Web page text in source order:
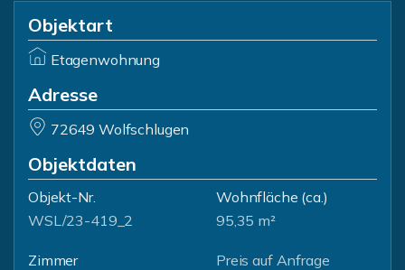
Objektart
Etagenwohnung
Adresse
72649 Wolfschlugen
Objektdaten
Objekt-Nr.
WSL/23-419_2
Wohnfläche (ca.)
95,35 m²
Zimmer
Preis auf Anfrage